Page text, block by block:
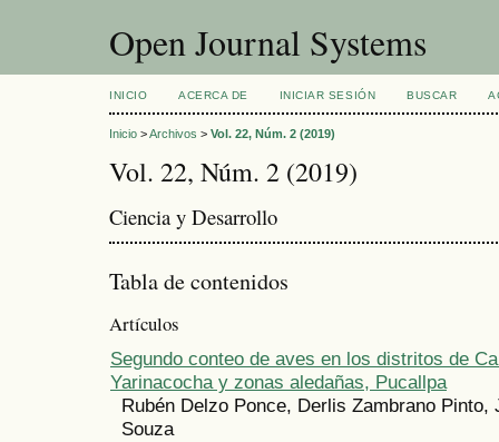
Open Journal Systems
INICIO ACERCA DE INICIAR SESIÓN BUSCAR
Inicio >Archivos > Vol. 22, Núm. 2 (2019)
Vol. 22, Núm. 2 (2019)
Ciencia y Desarrollo
Tabla de contenidos
Artículos
Segundo conteo de aves en los distritos de
Yarinacocha y zonas aledañas, Pucallpa
Rubén Delzo Ponce, Derlis Zambrano Pinto,
Souza